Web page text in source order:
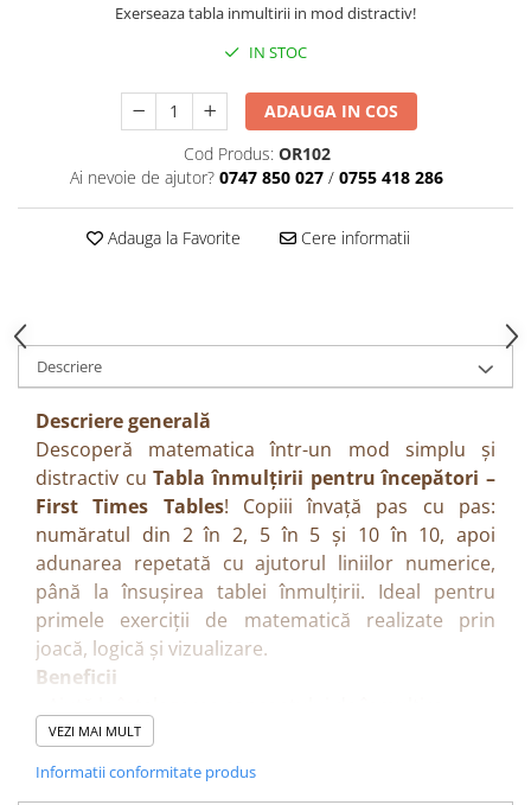
Exerseaza tabla inmultirii in mod distractiv!
IN STOC
ADAUGA IN COS
Cod Produs: OR102
Ai nevoie de ajutor? 0747 850 027 / 0755 418 286
Adauga la Favorite Cere informatii
Descriere
Descriere generală
Descoperă matematica într-un mod simplu și
distractiv cuTabla înmulțirii pentru începători –
First Times Tables! Copiii învață pas cu pas:
număratul din 2 în 2, 5 în 5 și 10 în 10, apoi
adunarea repetată cu ajutorul liniilor numerice,
până la însușirea tablei înmulțirii. Ideal pentru
primele exerciții de matematică realizate prin
joacă, logică și vizualizare.
Beneficii
• Dezvoltă logica matematică și gândirea
secvențială
VEZI MAI MULT
Informatii conformitate produs